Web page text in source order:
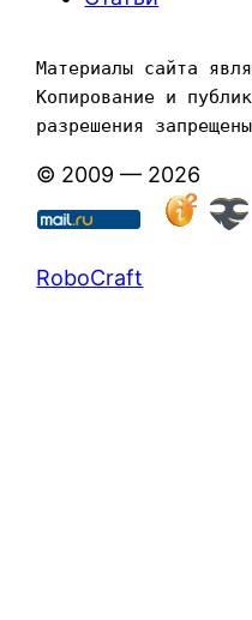
Материалы сайта
Копирование и
разрешения
© 2009 — 2026
RoboCraft